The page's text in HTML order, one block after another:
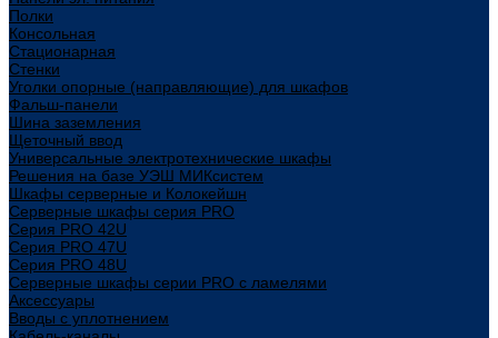
Полки
Консольная
Стационарная
Стенки
Уголки опорные (направляющие) для шкафов
Фальш-панели
Шина заземления
Щеточный ввод
Универсальные электротехнические шкафы
Решения на базе УЭШ МИКсистем
Шкафы серверные и Колокейшн
Серверные шкафы серия PRO
Серия PRO 42U
Серия PRO 47U
Серия PRO 48U
Серверные шкафы серии PRO с ламелями
Аксессуары
Вводы с уплотнением